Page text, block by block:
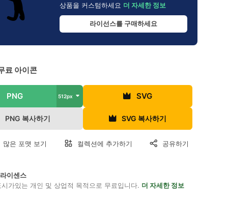
상품을 커스텀하세요 더 자세한 정보
라이선스를 구매하세요
료 아이콘
PNG 512px SVG
PNG 복사하기 SVG 복사하기
많은 포맷 보기 컬렉션에 추가하기 공유하기
이센스
가있는 개인 및 상업적 목적으로 무료입니다. 더 자세한 정보